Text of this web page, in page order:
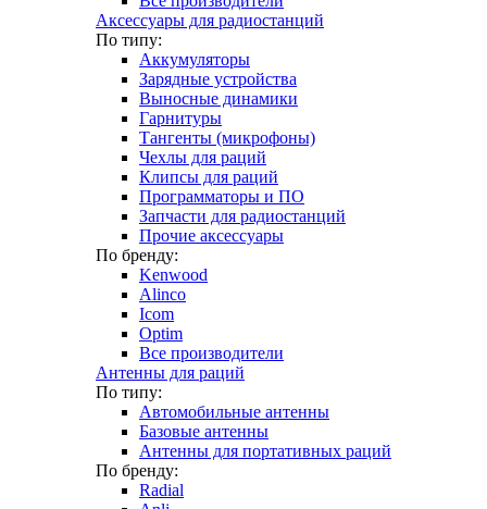
Аксессуары для радиостанций
По типу:
Аккумуляторы
Зарядные устройства
Выносные динамики
Гарнитуры
Тангенты (микрофоны)
Чехлы для раций
Клипсы для раций
Программаторы и ПО
Запчасти для радиостанций
Прочие аксессуары
По бренду:
Kenwood
Alinco
Icom
Optim
Все производители
Антенны для раций
По типу:
Автомобильные антенны
Базовые антенны
Антенны для портативных раций
По бренду:
Radial